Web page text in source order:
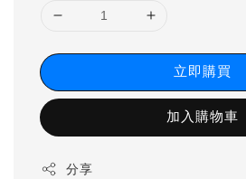
立即購買
加入購物車
分享